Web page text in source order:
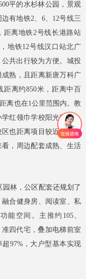
平的水杉林公园，景观
有地铁2、6、12号线三
距离地铁2号线长港路站
地铁12号线汉口站北广
共出行较为方便。城投
熟，且距离新唐万科广
距离约850米，距离中百
离也在1公里范围内。教
红领巾学校阳光校区，
也距离项目较近，规划
，周边配套成熟、生活
园林，公区配套还规划了
合健身房、阅读室、私
能空间。主推约105、
准四代宅，叠加电梯前室
97%，大户型基本实现